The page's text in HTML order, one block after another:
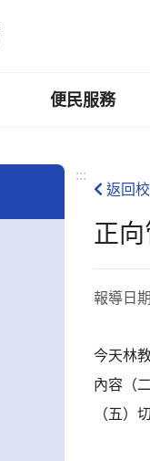
便民服務
:::
返回
正
報導日
今天林
內容（
（五）